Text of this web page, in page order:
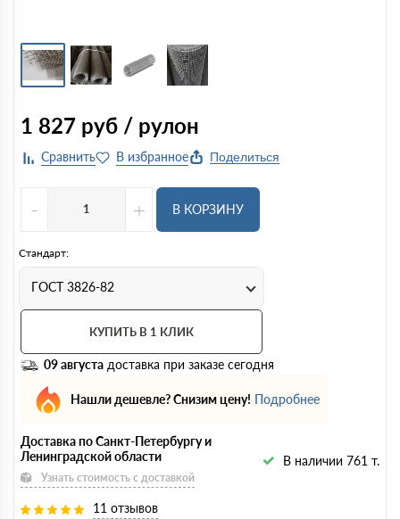
1 827 руб / рулон
Поделиться
- + В КОРЗИНУ
Стандарт:
ГОСТ 3826-82
КУПИТЬ В 1 КЛИК
09 августа доставка при заказе сегодня
Нашли дешевле? Снизим цену! Подробнее
Доставка по Санкт-Петербургу и
Ленинградской области
Узнать стоимость с доставкой
В наличии 761 т.
11 отзывов